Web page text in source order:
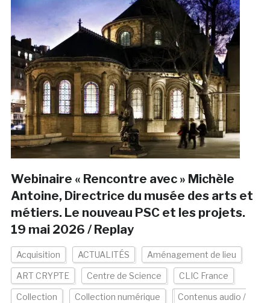
Webinaire « Rencontre avec » Michèle
Antoine, Directrice du musée des arts et
métiers. Le nouveau PSC et les projets.
19 mai 2026 / Replay
Acquisition ACTUALITÉS Aménagement de lieu
ART CRYPTE Centre de Science CLIC France
Collection Collection numérique Contenus audio /